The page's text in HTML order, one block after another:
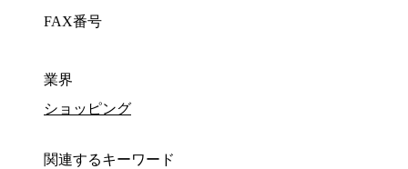
FAX番号
業界
ショッピング
関連するキーワード